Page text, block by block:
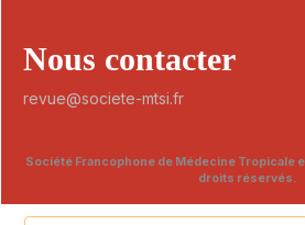
Nous contacter
revue@societe-mtsi.fr
Société Francophone de Médecine Tropicale
droits réservés.